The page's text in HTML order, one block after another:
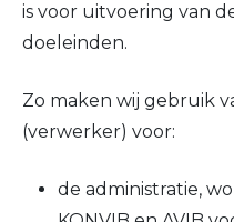
is voor uitvoering van
doeleinden.
Zo maken wij gebruik
(verwerker) voor:
de administratie,